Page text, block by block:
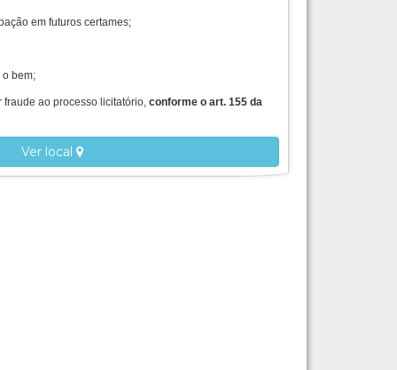
em futuros certames;
bem;
ao processo licitatório, conforme o art. 155 da
Ver local